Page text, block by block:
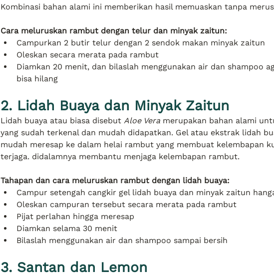
Kombinasi bahan alami ini memberikan hasil memuaskan tanpa
Cara meluruskan rambut dengan telur dan minyak zaitun:
Campurkan 2 butir telur dengan 2 sendok makan minyak zaitun
Oleskan secara merata pada rambut
Diamkan 20 menit, dan bilaslah menggunakan air dan shampoo
bisa hilang
2. Lidah Buaya dan Minyak Zaitun
Lidah buaya atau biasa disebut Aloe Vera merupakan bahan alami
yang sudah terkenal dan mudah didapatkan. Gel atau ekstrak lidah
mudah meresap ke dalam helai rambut yang membuat kelembapan
terjaga. didalamnya membantu menjaga kelembapan rambut.
Tahapan dan cara meluruskan rambut dengan lidah buaya:
Campur setengah cangkir gel lidah buaya dan minyak zaitun
Oleskan campuran tersebut secara merata pada rambut
Pijat perlahan hingga meresap
Diamkan selama 30 menit
Bilaslah menggunakan air dan shampoo sampai bersih
3. Santan dan Lemon